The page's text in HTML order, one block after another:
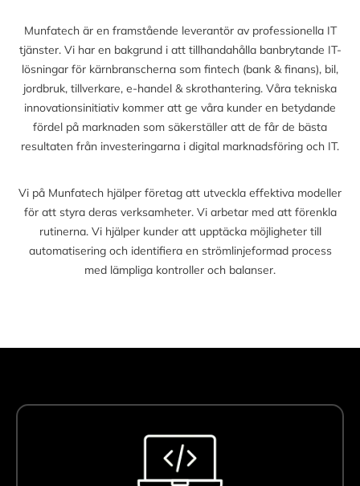
Munfatech är en framstående leverantör av professionella IT
tjänster. Vi har en bakgrund i att tillhandahålla banbrytande IT-
lösningar för kärnbranscherna som fintech (bank & finans), bil,
jordbruk, tillverkare, e-handel & skrothantering. Våra tekniska
innovationsinitiativ kommer att ge våra kunder en betydande
fördel på marknaden som säkerställer att de får de bästa
resultaten från investeringarna i digital marknadsföring och IT.
Vi på Munfatech hjälper företag att utveckla effektiva modeller
för att styra deras verksamheter. Vi arbetar med att förenkla
rutinerna. Vi hjälper kunder att upptäcka möjligheter till
automatisering och identifiera en strömlinjeformad process
med lämpliga kontroller och balanser.